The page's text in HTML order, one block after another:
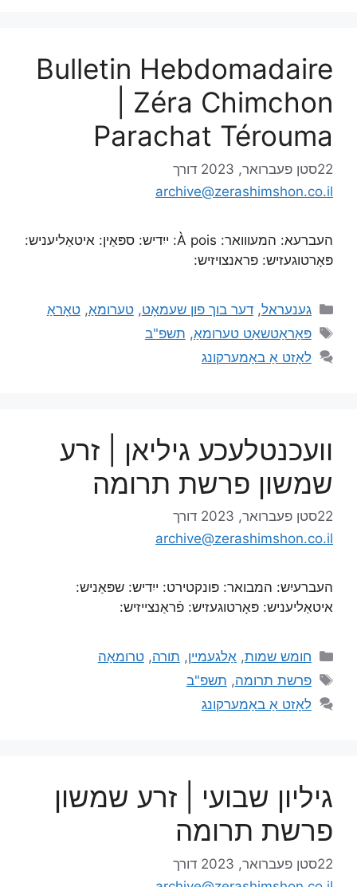
Bulletin Hebdomadaire
| Zéra Chimchon
Parachat Térouma
22סטן פעברואר, 2023
דורך
archive@zerashimshon.co.il
העברעא: המעווואר: À pois: ייִדיש: ספּאַין: איטאַליעניש:
פּאָרטוגעזיש: פראנצויזיש:
גענעראל,דער בוך פון שעמאָט,טערומאַ,טאָראַ
פּאַראַטשאַט טערומאַ, תשפ"ב
לאָזט אַ באַמערקונג
וועכנטלעכע גיליאן | זרע
שמשון פרשת תרומה
22סטן פעברואר, 2023
דורך
archive@zerashimshon.co.il
העברעיִש: המבואר: פּונקטירט: ייִדיש: שפּאַניש:
איטאַליעניש: פּאָרטוגעזיש: פֿראַנצייזיש:
חומש שמות,אַלגעמיין, תורה,טרומאַה
פרשת תרומה, תשפ"ב
לאָזט אַ באַמערקונג
גיליון שבועי | זרע שמשון
פרשת תרומה
22סטן פעברואר, 2023
דורך